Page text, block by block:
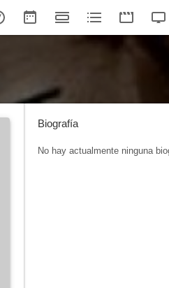
Biografía
No hay actualmente ninguna